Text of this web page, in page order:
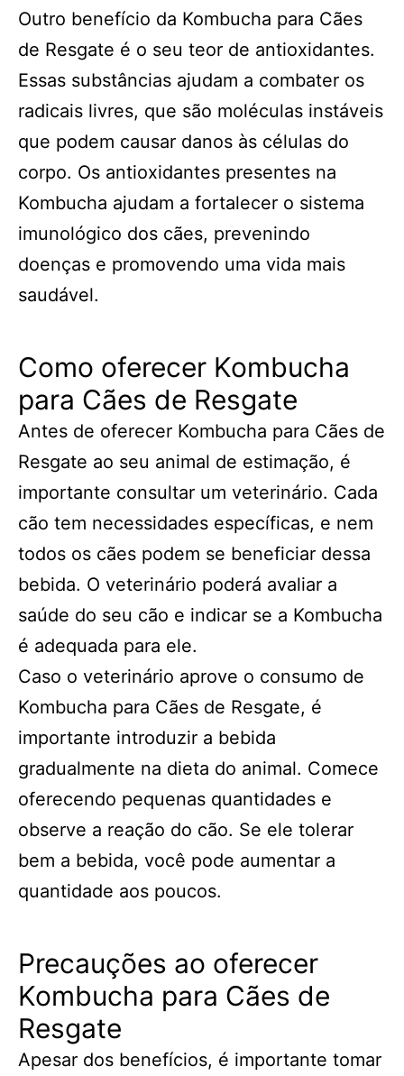
Outro benefício da Kombucha para Cães
de Resgate é o seu teor de antioxidantes.
Essas substâncias ajudam a combater os
radicais livres, que são moléculas instáveis
que podem causar danos às células do
corpo. Os antioxidantes presentes na
Kombucha ajudam a fortalecer o sistema
imunológico dos cães, prevenindo
doenças e promovendo uma vida mais
saudável.
Como oferecer Kombucha
para Cães de Resgate
Antes de oferecer Kombucha para Cães de
Resgate ao seu animal de estimação, é
importante consultar um veterinário. Cada
cão tem necessidades específicas, e nem
todos os cães podem se beneficiar dessa
bebida. O veterinário poderá avaliar a
saúde do seu cão e indicar se a Kombucha
é adequada para ele.
Caso o veterinário aprove o consumo de
Kombucha para Cães de Resgate, é
importante introduzir a bebida
gradualmente na dieta do animal. Comece
oferecendo pequenas quantidades e
observe a reação do cão. Se ele tolerar
bem a bebida, você pode aumentar a
quantidade aos poucos.
Precauções ao oferecer
Kombucha para Cães de
Resgate
Apesar dos benefícios, é importante tomar